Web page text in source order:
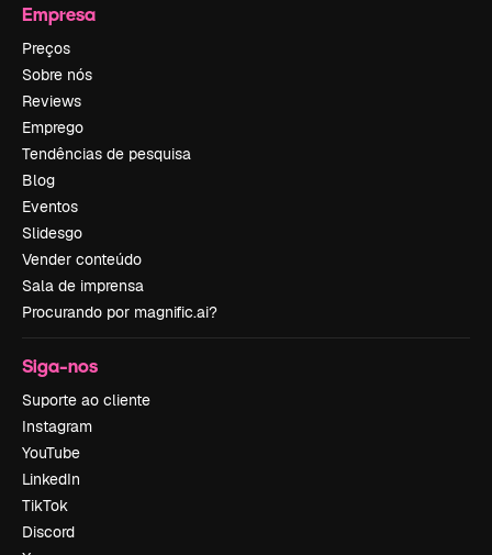
Empresa
Preços
Sobre nós
Reviews
Emprego
Tendências de pesquisa
Blog
Eventos
Slidesgo
Vender conteúdo
Sala de imprensa
Procurando por magnific.ai?
Siga-nos
Suporte ao cliente
Instagram
YouTube
LinkedIn
TikTok
Discord